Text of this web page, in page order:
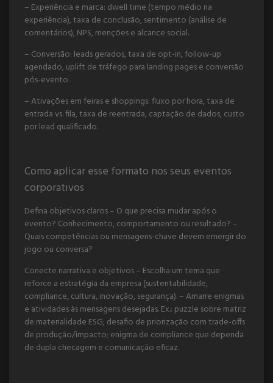
– Experiência e marca: dwell time (tempo médio na
experiência), taxa de conclusão, sentimento (análise de
comentários), NPS, menções e alcance social.
– Conversão: leads gerados, taxa de opt-in, follow-up
agendado, uplift de tráfego para landing pages e conversão
pós-evento.
– Ativações em feiras e shoppings: fluxo por hora, taxa de
entrada vs. fila, taxa de reentrada, captação de dados, custo
por lead qualificado.
Como aplicar esse formato nos seus eventos
corporativos
Defina objetivos claros – O que precisa mudar após o
evento? Conhecimento, comportamento ou resultado? –
Quais competências ou mensagens-chave devem emergir do
jogo ou conversa?
Conecte narrativa e objetivos – Escolha um tema que
reforce a estratégia da empresa (sustentabilidade,
compliance, cultura, inovação, segurança). – Amarre enigmas
e atividades às mensagens desejadas. Ex.: puzzle sobre matriz
de materialidade ESG; desafio de priorização com trade-offs
de produção/impacto; enigma de compliance que dependa
de dupla checagem e comunicação eficaz.